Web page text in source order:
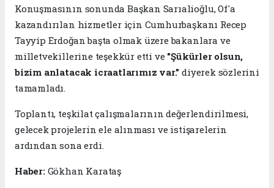
Konuşmasının sonunda Başkan Sarıalioğlu, Of'a
kazandırılan hizmetler için Cumhurbaşkanı Recep
Tayyip Erdoğan başta olmak üzere bakanlara ve
milletvekillerine teşekkür etti ve "Şükürler olsun,
bizim anlatacak icraatlarımız var." diyerek sözlerini
tamamladı.
Toplantı, teşkilat çalışmalarının değerlendirilmesi,
gelecek projelerin ele alınması ve istişarelerin
ardından sona erdi.
Haber:Gökhan Karataş